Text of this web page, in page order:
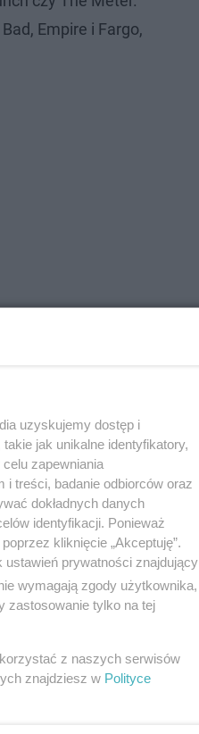
Empire i Fargo,
uzyskujemy dostęp i
jak unikalne identyfikatory,
zapewniania
treści, badanie odbiorców oraz
dokładnych danych
identyfikacji. Ponieważ
kliknięcie „Akceptuję”.
prywatności znajdujący
wymagają zgody użytkownika,
zastosowanie tylko na tej
z naszych serwisów
znajdziesz w Polityce